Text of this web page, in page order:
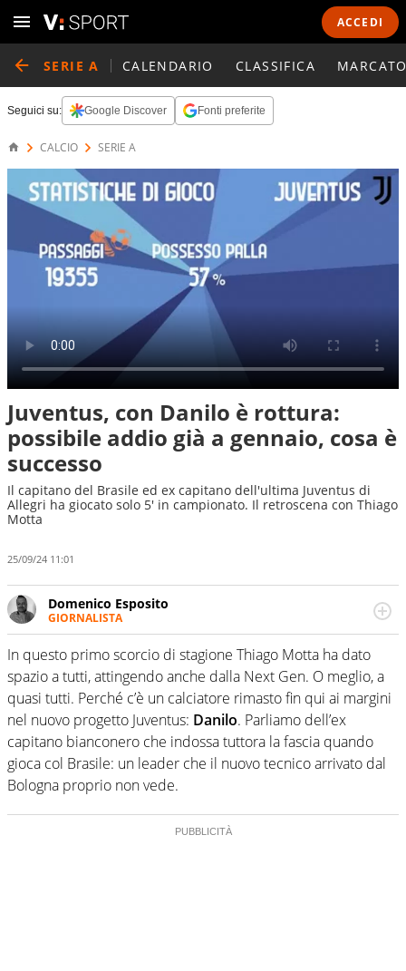
ACCEDI
SERIE A CALENDARIO CLASSIFICA
Seguici su: Google Discover Fonti preferite
CALCIO SERIE A
Juventus, con Danilo è rottura:
possibile addio già a gennaio, cosa è
successo
Il capitano del Brasile ed ex capitano dell'ultima Juventus di
Allegri ha giocato solo 5' in campionato. Il retroscena con Thiago
Motta
25/09/24 11:01
Domenico Esposito
GIORNALISTA
Da vent’anni in campo e sul campo per vivere ogni evento
in tutte le sue sfaccettature. Passione smisurata per il
calcio e per la sfera di cuoio. Il pallone è una cosa
serissima, guai a dirgli di no
In questo primo scorcio di stagione Thiago Motta ha dato
spazio a tutti, attingendo anche dalla Next Gen. O meglio, a
quasi tutti. Perché c’è un calciatore rimasto fin qui ai margini
nel nuovo progetto Juventus: Danilo. Parliamo dell’ex
capitano bianconero che indossa tuttora la fascia quando
gioca col Brasile: un leader che il nuovo tecnico arrivato dal
Bologna proprio non vede.